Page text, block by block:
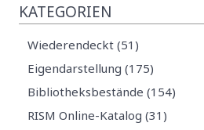
KATEGORIEN
Wiederendeckt (51)
Eigendarstellung (175)
Bibliotheksbestände (154)
RISM Online-Katalog (31)